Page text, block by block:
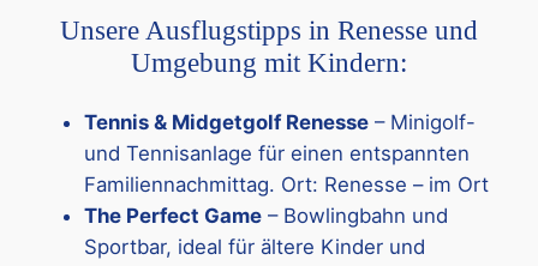
Unsere Ausflugstipps in Renesse und
Umgebung mit Kindern:
Tennis & Midgetgolf Renesse – Minigolf-
und Tennisanlage für einen entspannten
Familiennachmittag. Ort: Renesse – im Ort
The Perfect Game – Bowlingbahn und
Sportbar, ideal für ältere Kinder und